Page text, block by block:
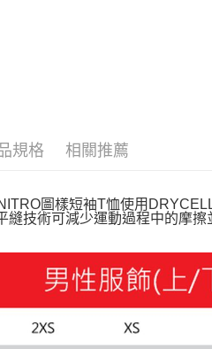
規格 相關推薦
圖樣短袖T恤使用
縫技術可減少運動過程中的摩擦